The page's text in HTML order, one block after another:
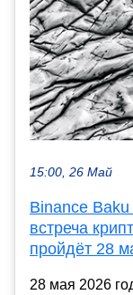
15:00, 26 Май
Binance
встреча
пройдёт 28
28 мая 2026